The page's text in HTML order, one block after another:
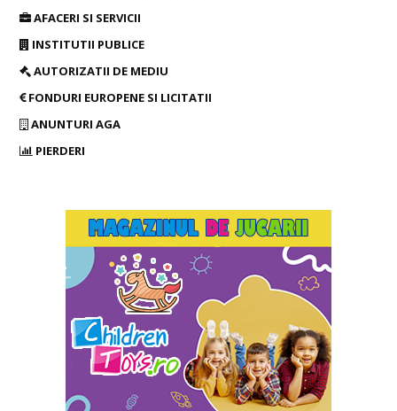
AFACERI SI SERVICII
INSTITUTII PUBLICE
AUTORIZATII DE MEDIU
FONDURI EUROPENE SI LICITATII
ANUNTURI AGA
PIERDERI